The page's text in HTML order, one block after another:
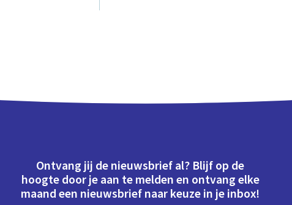
Ontvang jij de nieuwsbrief al? Blijf op de
hoogte door je aan te melden en ontvang elke
maand een nieuwsbrief naar keuze in je inbox!